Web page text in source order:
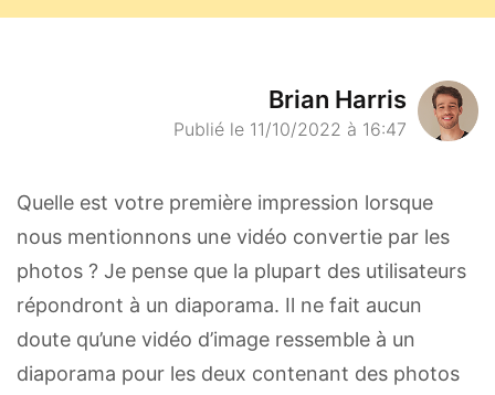
Brian Harris
Publié le 11/10/2022 à 16:47
Quelle est votre première impression lorsque
nous mentionnons une vidéo convertie par les
photos ? Je pense que la plupart des utilisateurs
répondront à un diaporama. Il ne fait aucun
doute qu’une vidéo d’image ressemble à un
diaporama pour les deux contenant des photos